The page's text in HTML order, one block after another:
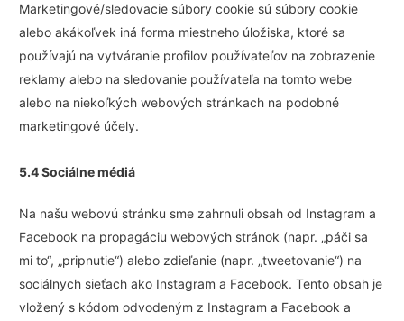
Marketingové/sledovacie súbory cookie sú súbory cookie
alebo akákoľvek iná forma miestneho úložiska, ktoré sa
používajú na vytváranie profilov používateľov na zobrazenie
reklamy alebo na sledovanie používateľa na tomto webe
alebo na niekoľkých webových stránkach na podobné
marketingové účely.
5.4 Sociálne médiá
Na našu webovú stránku sme zahrnuli obsah od Instagram a
Facebook na propagáciu webových stránok (napr. „páči sa
mi to“, „pripnutie“) alebo zdieľanie (napr. „tweetovanie“) na
sociálnych sieťach ako Instagram a Facebook. Tento obsah je
vložený s kódom odvodeným z Instagram a Facebook a